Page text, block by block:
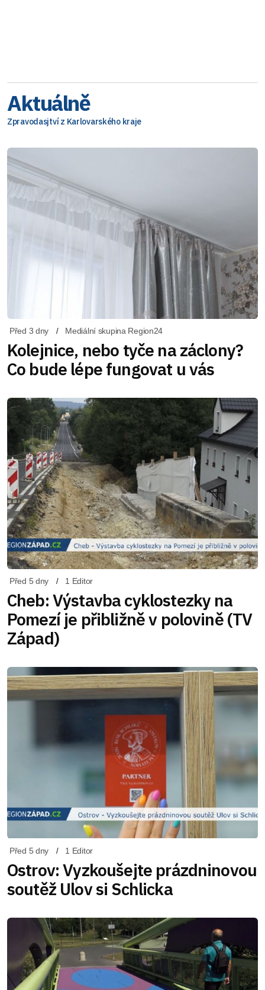
Aktuálně
Zpravodasjtví z Karlovarského kraje
Před 3 dny Mediální skupina Region24
Kolejnice, nebo tyče na záclony?
Co bude lépe fungovat u vás
Před 5 dny 1 Editor
Cheb: Výstavba cyklostezky na
Pomezí je přibližně v polovině (TV
Západ)
Před 5 dny 1 Editor
Ostrov: Vyzkoušejte prázdninovou
soutěž Ulov si Schlicka